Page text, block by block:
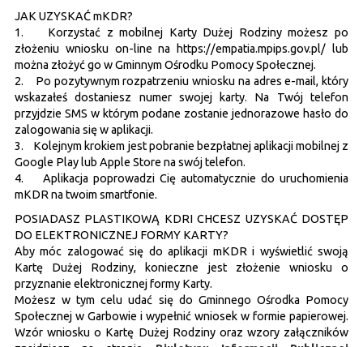
JAK UZYSKAĆ mKDR?
1. Korzystać z mobilnej Karty Dużej Rodziny możesz po
złożeniu wniosku on-line na https://empatia.mpips.gov.pl/ lub
można złożyć go w Gminnym Ośrodku Pomocy Społecznej.
2. Po pozytywnym rozpatrzeniu wniosku na adres e-mail, który
wskazałeś dostaniesz numer swojej karty. Na Twój telefon
przyjdzie SMS w którym podane zostanie jednorazowe hasło do
zalogowania się w aplikacji.
3. Kolejnym krokiem jest pobranie bezpłatnej aplikacji mobilnej z
Google Play lub Apple Store na swój telefon.
4. Aplikacja poprowadzi Cię automatycznie do uruchomienia
mKDR na twoim smartfonie.
POSIADASZ PLASTIKOWĄ KDRI CHCESZ UZYSKAĆ DOSTĘP
DO ELEKTRONICZNEJ FORMY KARTY?
Aby móc zalogować się do aplikacji mKDR i wyświetlić swoją
Kartę Dużej Rodziny, konieczne jest złożenie wniosku o
przyznanie elektronicznej formy Karty.
Możesz w tym celu udać się do Gminnego Ośrodka Pomocy
Społecznej w Garbowie i wypełnić wniosek w formie papierowej.
Wzór wniosku o Kartę Dużej Rodziny oraz wzory załączników